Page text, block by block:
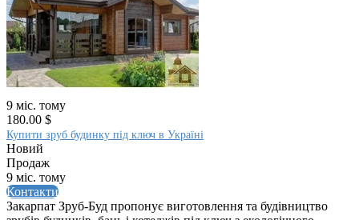
9 міс. тому
180.00 $
Купити зруб будинку під ключ в Україні
Новий
Продаж
9 міс. тому
Контакти
Закарпат Зруб-Буд пропонує виготовлення та будівництво